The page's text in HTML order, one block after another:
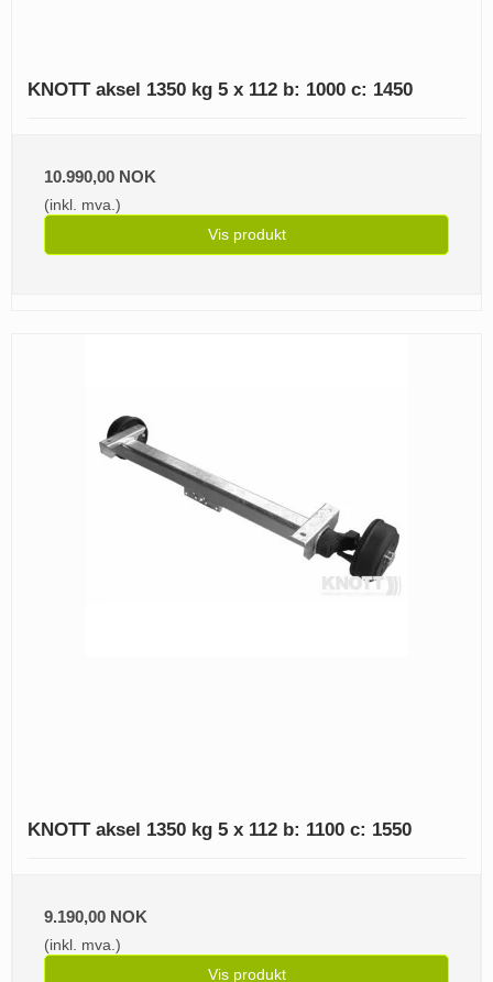
KNOTT aksel 1350 kg 5 x 112 b: 1000 c: 1450
10.990,00 NOK
(inkl. mva.)
Vis produkt
KNOTT aksel 1350 kg 5 x 112 b: 1100 c: 1550
9.190,00 NOK
(inkl. mva.)
Vis produkt